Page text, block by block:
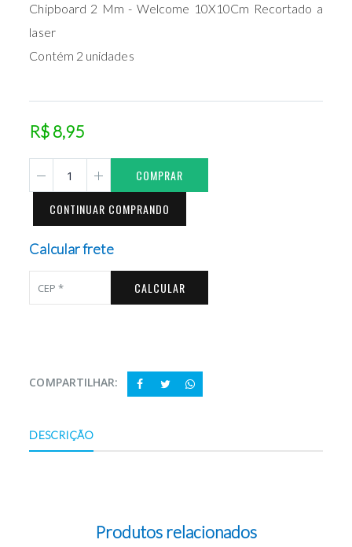
Chipboard 2 Mm - Welcome 10X10Cm Recortado a
laser
Contém 2 unidades
R$ 8,95
COMPRAR
CONTINUAR COMPRANDO
Calcular frete
CALCULAR
COMPARTILHAR:
DESCRIÇÃO
Produtos relacionados